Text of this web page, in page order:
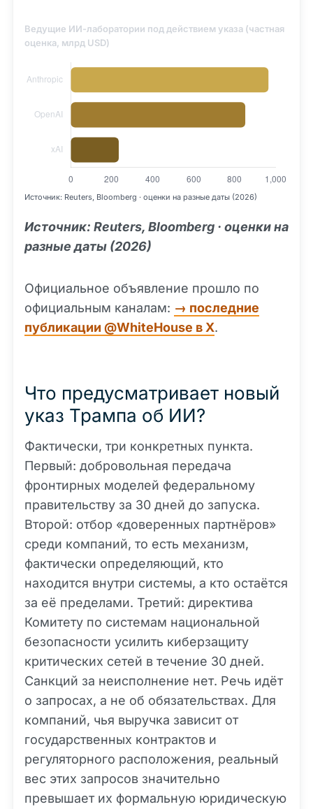
Ведущие ИИ-лаборатории под действием указа (частная
оценка, млрд USD)
Источник: Reuters, Bloomberg · оценки на разные даты (2026)
Источник: Reuters, Bloomberg · оценки на
разные даты (2026)
Официальное объявление прошло по
официальным каналам: → последние
публикации @WhiteHouse в X.
Что предусматривает новый
указ Трампа об ИИ?
Фактически, три конкретных пункта.
Первый: добровольная передача
фронтирных моделей федеральному
правительству за 30 дней до запуска.
Второй: отбор «доверенных партнёров»
среди компаний, то есть механизм,
фактически определяющий, кто
находится внутри системы, а кто остаётся
за её пределами. Третий: директива
Комитету по системам национальной
безопасности усилить киберзащиту
критических сетей в течение 30 дней.
Санкций за неисполнение нет. Речь идёт
о запросах, а не об обязательствах. Для
компаний, чья выручка зависит от
государственных контрактов и
регуляторного расположения, реальный
вес этих запросов значительно
превышает их формальную юридическую